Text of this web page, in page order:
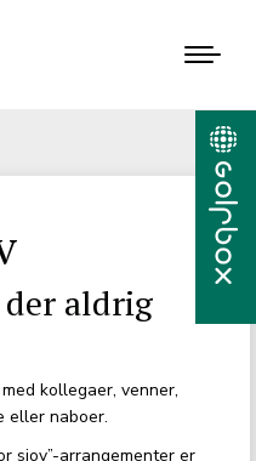
der aldrig
kollegaer, venner,
eller naboer.
sjov”-arrangementer er